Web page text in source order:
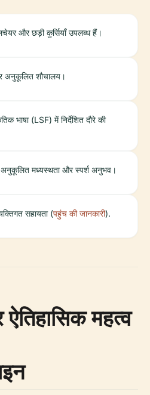
और छड़ी कुर्सियाँ उपलब्ध हैं।
अनुकूलित शौचालय।
भाषा (LSF) में निर्देशित दौरे की
अनुकूलित मध्यस्थता और स्पर्श अनुभव।
सहायता (पहुंच की जानकारी).
महत्व